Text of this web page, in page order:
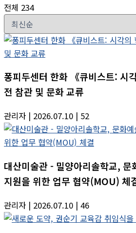
전체 234
퐁피두센터 한화 《큐비스트: 시
전 참관 및 문화 교류
관리자 | 2026.07.10 | 52
대산미술관 - 밀양아리솔학교, 문
지원을 위한 업무 협약(MOU) 체
관리자 | 2026.07.10 | 46